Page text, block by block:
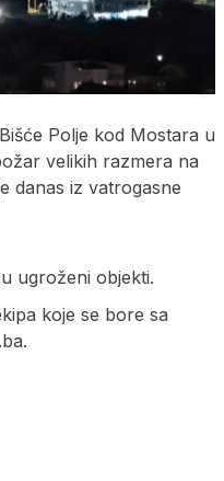
Polje kod Mostara u
velikih razmera na
danas iz vatrogasne
ugroženi objekti.
koje se bore sa